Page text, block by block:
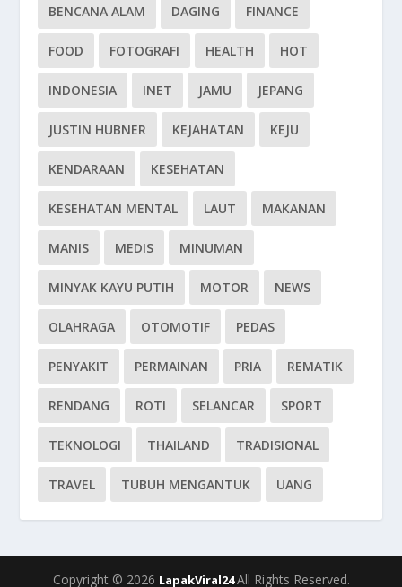
BENCANA ALAM DAGING FINANCE
FOOD FOTOGRAFI HEALTH HOT
INDONESIA INET JAMU JEPANG
JUSTIN HUBNER KEJAHATAN KEJU
KENDARAAN KESEHATAN
KESEHATAN MENTAL LAUT MAKANAN
MANIS MEDIS MINUMAN
MINYAK KAYU PUTIH MOTOR NEWS
OLAHRAGA OTOMOTIF PEDAS
PENYAKIT PERMAINAN PRIA REMATIK
RENDANG ROTI SELANCAR SPORT
TEKNOLOGI THAILAND TRADISIONAL
TRAVEL TUBUH MENGANTUK UANG
Copyright © 2026 LapakViral24All Rights Reserved.